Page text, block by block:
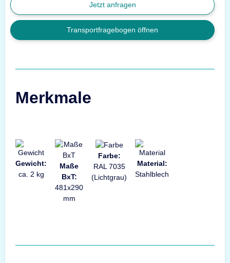
Jetzt anfragen
Transportfragebogen öffnen
Merkmale
Gewicht:
ca. 2 kg
Maße
BxT:
481x290
mm
Farbe:
RAL 7035
(Lichtgrau)
Material:
Stahlblech